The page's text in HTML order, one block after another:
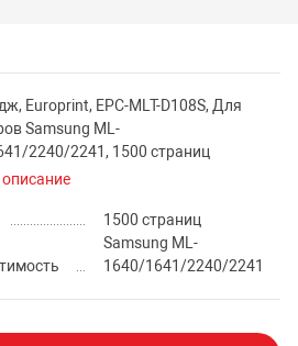
Europrint, EPC-MLT-D108S, Для
Samsung ML-
2240/2241, 1500 страниц
1500 страниц
Samsung ML-
1640/1641/2240/2241